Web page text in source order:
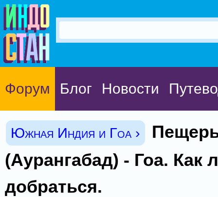
Форум Блог Новости
Южная Индия и Гоа ›
(Аурангабад) - Гоа. Как
добраться.